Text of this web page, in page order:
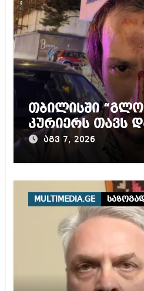
თბილისში
კურიერს თავს
აგვ 7, 2026
MULTIMEDIA.GE